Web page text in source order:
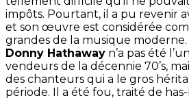
impôts. Pourtant, il a pu revenir
et son œuvre est considérée
grandes de la musique moderne.
Donny Hathaway n’a pas été
vendeurs de la décennie 70’s,
des chanteurs qui a le gros
période. Il a été fou, traité de